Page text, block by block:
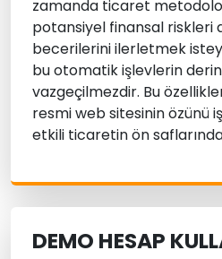
zamanda ticaret
potansiyel finansal riskleri
becerilerini ilerletmek
bu otomatik işlevlerin
vazgeçilmezdir. Bu
resmi web sitesinin özünü
etkili ticaretin ön
DEMO HESAP